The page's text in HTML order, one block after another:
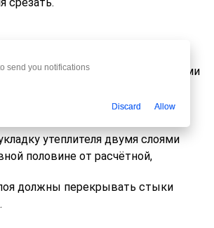
под сайдинг между брусьями
соблюдаем следующие
утеплителя двумя слоями
половине от расчётной,
должны перекрывать стыки
send you notifications
Discard Allow